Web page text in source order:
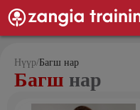
Нүүр/Багш нар
Багш нар